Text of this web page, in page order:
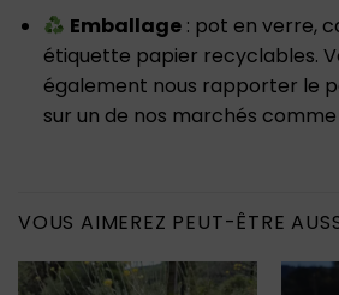
Emballage : pot en verre,
étiquette papier recyclables.
également nous rapporter le
sur un de nos marchés
VOUS AIMEREZ PEUT-ÊTRE